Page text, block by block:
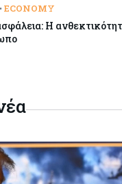
από $510.000 την
αγορά πληρώνει πλέον
μίλια
αγορά σπιτιού (πίνακας)
κατακαίνε την
είναι ασφαλισμένες
ECONOMY
Η